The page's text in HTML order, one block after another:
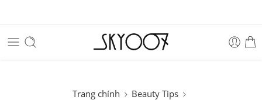
Trang chính
Beauty Tips